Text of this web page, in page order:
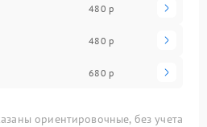
480 р
480 р
680 р
ориентировочные, без учета